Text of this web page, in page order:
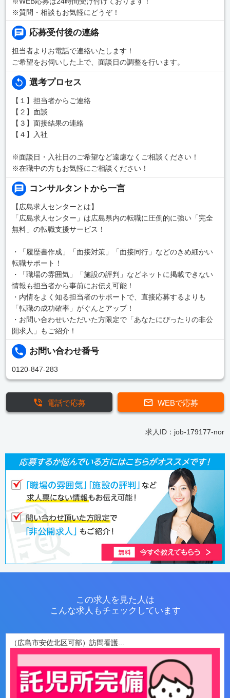
※質問・相談もお気軽にどうぞ！
応募受付後の連絡
担当者よりお電話で連絡いたします！
ご希望をお伺いした上で、面談日の調整を行います。
選考プロセス
【１】担当者からご連絡
【２】面談
【３】面接結果の連絡
【４】入社
※面談日・入社日のご希望など遠慮なくご相談ください！
※在職中の方もお気軽にご相談ください！
コンサルタントから一言
【広島求人センターとは】
「広島求人センター」は広島県内の転職に圧倒的に強い「完全
無料」の転職支援サービス！
・「履歴書作成」「面接対策」「面接同行」などのきめ細かい
転職サポート！
・「職場の雰囲気」「施設の評判」などネットに掲載できない
情報も担当者から事前にお伝え可能！
・内情をよく知る担当者のサポートで、直接応募するよりも
「転職の成功確率」がぐんとアップ！
・お問い合わせいただいた方限定で「あなたにぴったりの非公
開求人」もご紹介！
お問い合わせ番号
0120-847-283
WEBで応募
電話で応募
求人ID：job-179177-nor
この求人を見た人は
こんな求人もチェックしています
（広島市安佐北区可部）訪問看護...